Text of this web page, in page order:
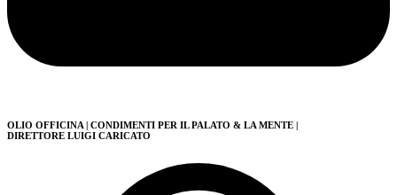
OLIO OFFICINA | CONDIMENTI PER IL PALATO & LA MENTE |
DIRETTORE LUIGI CARICATO